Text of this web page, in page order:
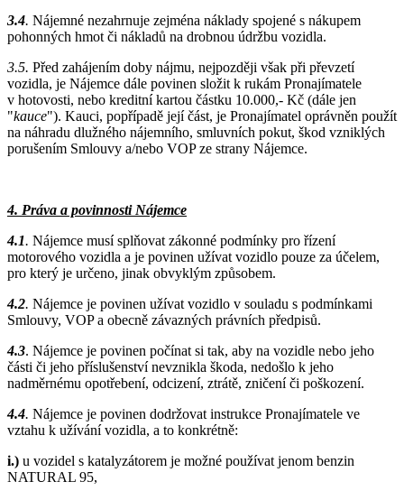
3.4. Nájemné nezahrnuje zejména náklady spojené s nákupem
pohonných hmot či nákladů na drobnou údržbu vozidla.
3.5. Před zahájením doby nájmu, nejpozději však při převzetí
vozidla, je Nájemce dále povinen složit k rukám Pronajímatele
v hotovosti, nebo kreditní kartou částku 10.000,- Kč (dále jen
"kauce"). Kauci, popřípadě její část, je Pronajímatel oprávněn použít
na náhradu dlužného nájemního, smluvních pokut, škod vzniklých
porušením Smlouvy a/nebo VOP ze strany Nájemce.
4. Práva a povinnosti Nájemce
4.1. Nájemce musí splňovat zákonné podmínky pro řízení
motorového vozidla a je povinen užívat vozidlo pouze za účelem,
pro který je určeno, jinak obvyklým způsobem.
4.2. Nájemce je povinen užívat vozidlo v souladu s podmínkami
Smlouvy, VOP a obecně závazných právních předpisů.
4.3. Nájemce je povinen počínat si tak, aby na vozidle nebo jeho
části či jeho příslušenství nevznikla škoda, nedošlo k jeho
nadměrnému opotřebení, odcizení, ztrátě, zničení či poškození.
4.4. Nájemce je povinen dodržovat instrukce Pronajímatele ve
vztahu k užívání vozidla, a to konkrétně:
i.) u vozidel s katalyzátorem je možné používat jenom benzin
NATURAL 95,